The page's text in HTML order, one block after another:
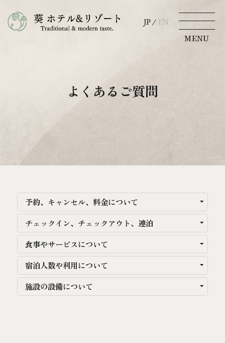
JP
EN
MENU
JP
EN
MENU
よくあるご質問
予約、キャンセル、料金について
チェックイン、 チェックアウト、連泊
食事やサービスについて
宿泊人数や利用について
施設の設備について
葵について
葵 HOTEL KYOTO
お知らせ
アクセス
京都観光
文化体験ツアー予約
よくあるご質問
宿泊数
泊
ご利用人数
（1室あたり）
人 室
空室検索